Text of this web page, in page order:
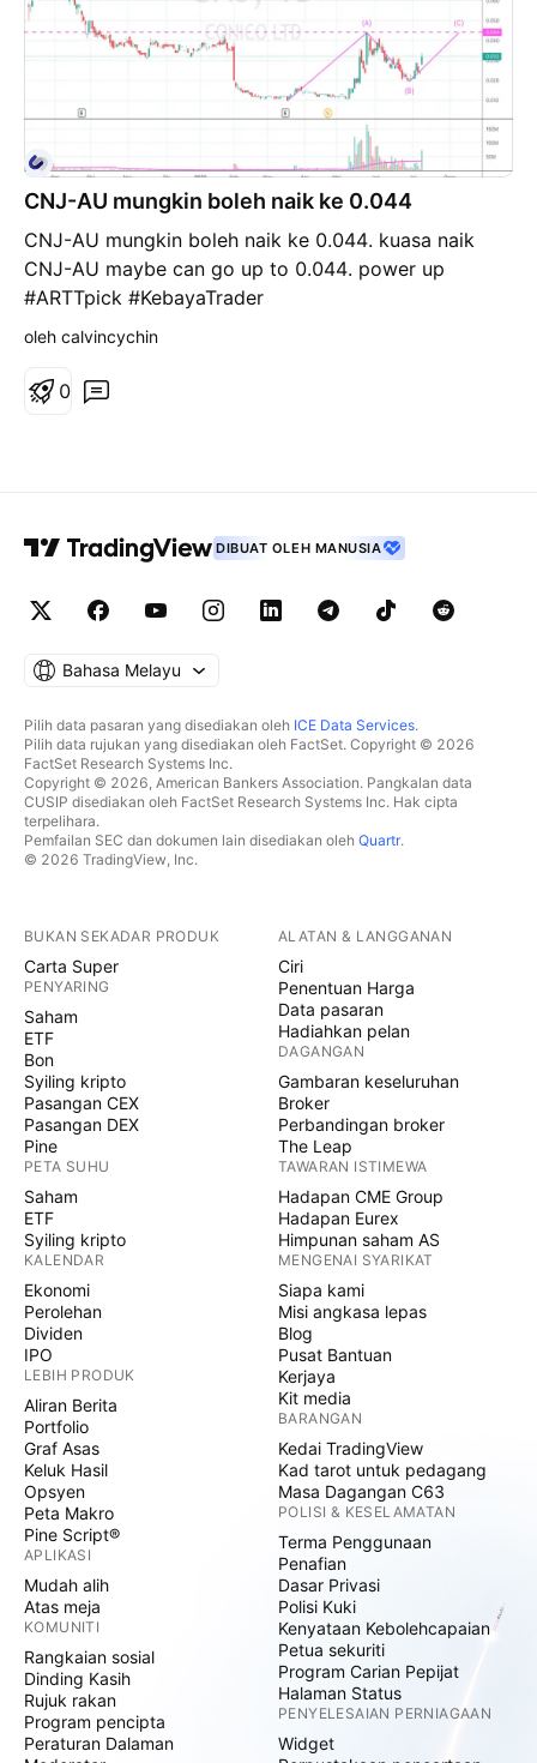
CNJ-AU mungkin boleh naik ke 0.044
CNJ-AU mungkin boleh naik ke 0.044. kuasa naik
CNJ-AU maybe can go up to 0.044. power up
#ARTTpick #KebayaTrader
oleh calvincychin
0
DIBUAT OLEH MANUSIA
Bahasa Melayu
Pilih data pasaran yang disediakan oleh ICE Data Services.
Pilih data rujukan yang disediakan oleh FactSet. Copyright © 2026
FactSet Research Systems Inc.
Copyright © 2026, American Bankers Association. Pangkalan data
CUSIP disediakan oleh FactSet Research Systems Inc. Hak cipta
terpelihara.
Pemfailan SEC dan dokumen lain disediakan oleh Quartr.
© 2026 TradingView, Inc.
BUKAN SEKADAR PRODUK
Carta Super
PENYARING
Saham
ETF
Bon
Syiling kripto
Pasangan CEX
Pasangan DEX
Pine
PETA SUHU
Saham
ETF
Syiling kripto
KALENDAR
Ekonomi
Perolehan
Dividen
IPO
LEBIH PRODUK
Aliran Berita
Portfolio
Graf Asas
Keluk Hasil
Opsyen
Peta Makro
Pine Script®
APLIKASI
Mudah alih
Atas meja
KOMUNITI
Rangkaian sosial
Dinding Kasih
Rujuk rakan
Program pencipta
Peraturan Dalaman
ALATAN & LANGGANAN
Ciri
Penentuan Harga
Data pasaran
Hadiahkan pelan
DAGANGAN
Gambaran keseluruhan
Broker
Perbandingan broker
The Leap
TAWARAN ISTIMEWA
Hadapan CME Group
Hadapan Eurex
Himpunan saham AS
MENGENAI SYARIKAT
Siapa kami
Misi angkasa lepas
Blog
Pusat Bantuan
Kerjaya
Kit media
BARANGAN
Kedai TradingView
Kad tarot untuk pedagang
Masa Dagangan C63
POLISI & KESELAMATAN
Terma Penggunaan
Penafian
Dasar Privasi
Polisi Kuki
Kenyataan Kebolehcapaian
Petua sekuriti
Program Carian Pepijat
Halaman Status
PENYELESAIAN PERNIAGAAN
Widget